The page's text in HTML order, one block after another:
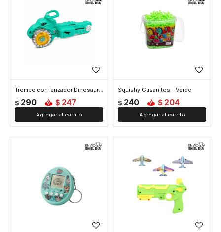
Trompo con lanzador Dinosaurio - Verde
$ 290 $ 247
Squishy Gusanitos - Verde
$ 240 $ 204